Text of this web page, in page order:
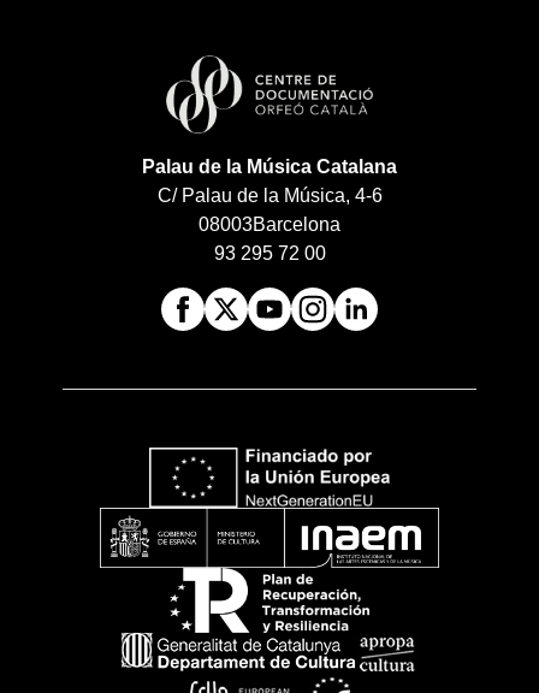
Palau de la Música Catalana
C/ Palau de la Música, 4-6
08003Barcelona
93 295 72 00